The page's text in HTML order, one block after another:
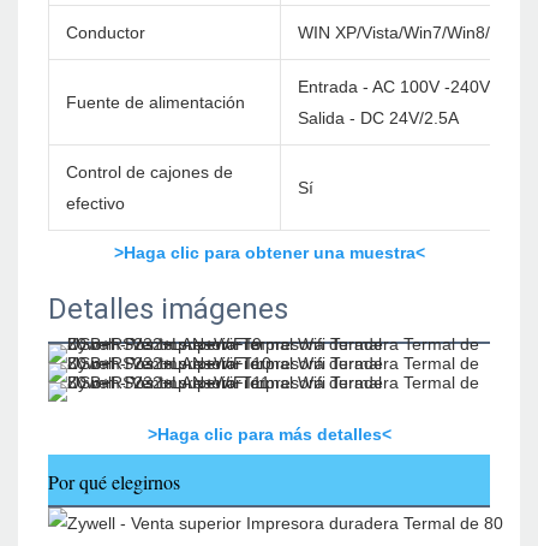
Conductor WIN XP/Vista/Win7/Win8/
Fuente de alimentación
Entrada - AC 100V -240V/60Hz
Salida - DC 24V/2.5A
Control de cajones de
efectivo
Sí
>Haga clic para obtener una muestra<
Detalles imágenes
>Haga clic para más detalles<
Por qué elegirnos